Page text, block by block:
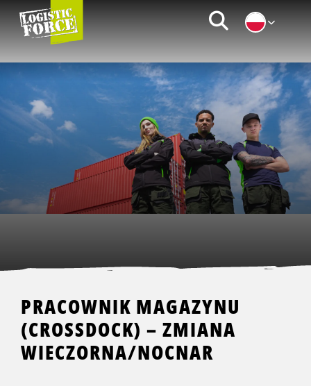
Logistic
Force
|
Zoeken
PRACOWNIK MAGAZYNU
(CROSSDOCK) – ZMIANA
WIECZORNA/NOCNAR